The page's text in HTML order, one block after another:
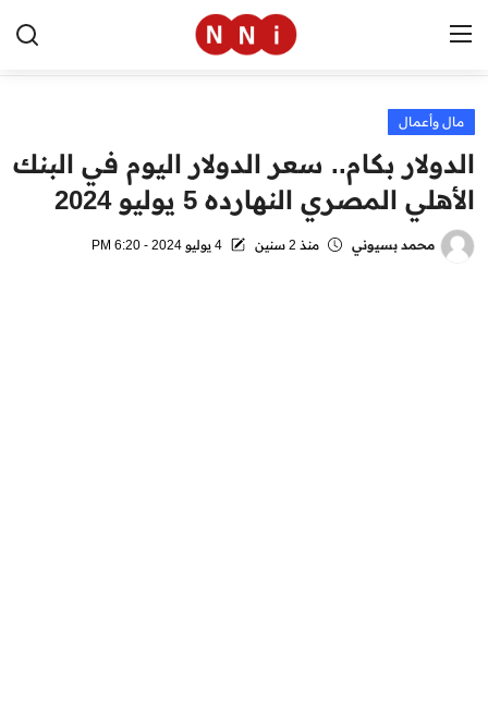
الرئيسية
اخبار مصر
العالم
مال وأعمال
الدولار بكام.. سعر الدولار اليوم في البنك
الأهلي المصري النهارده 5 يوليو 2024
محمد بسيوني منذ 2 سنين 4 يوليو 2024 - 6:20 PM